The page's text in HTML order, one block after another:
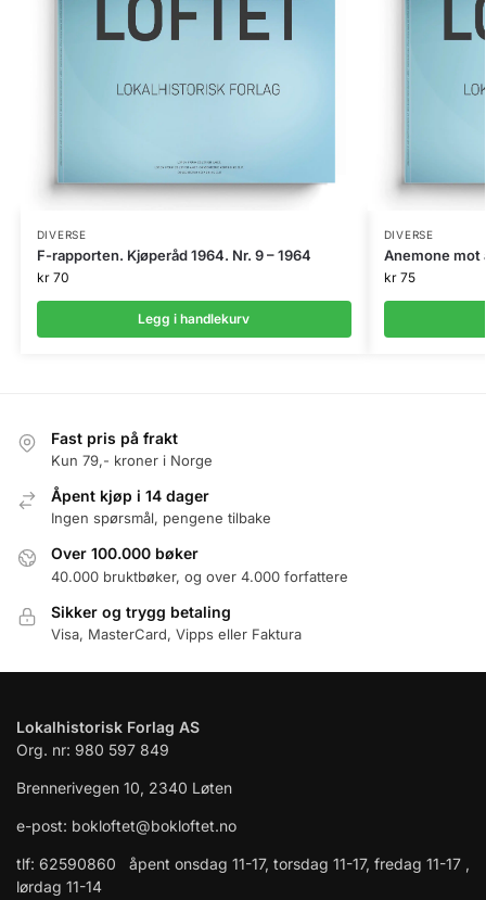
DIVERSE
F-rapporten. Kjøperåd 1964. Nr. 9 – 1964
kr70
Legg i handlekurv
DIVERSE
Anemone mot
kr75
Fast pris på frakt
Kun 79,- kroner i Norge
Åpent kjøp i 14 dager
Ingen spørsmål, pengene tilbake
Over 100.000 bøker
40.000 bruktbøker, og over 4.000 forfattere
Sikker og trygg betaling
Visa, MasterCard, Vipps eller Faktura
Lokalhistorisk Forlag AS
Org. nr: 980 597 849
Brennerivegen 10, 2340 Løten
e-post: bokloftet@bokloftet.no
tlf: 62590860 åpent onsdag 11-17, torsdag 11-17, fredag 11-17 ,
lørdag 11-14